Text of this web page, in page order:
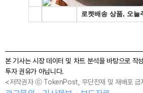
본 기사는 시장 데이터 및 차트 분석을 바탕으로 작
투자 권유가 아닙니다.
<저작권자 ⓒ TokenPost, 무단전재 및 재배포 금